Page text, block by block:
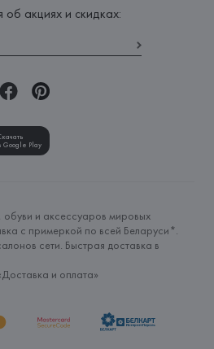
акциях и скидках:
Google Play
и аксессуаров мировых
с примеркой по всей Беларуси*.
сети. Быстрая доставка в
Доставка и оплата»